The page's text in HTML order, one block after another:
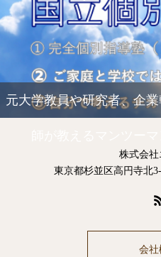
元大学教員や研究者、企
株式会社
東京都杉並区高円寺北
会社